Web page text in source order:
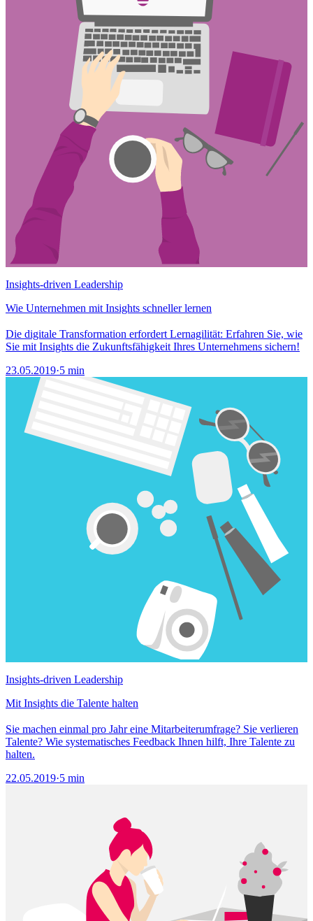
Insights-driven Leadership
Wie Unternehmen mit Insights schneller lernen
Die digitale Transformation erfordert Lernagilität: Erfahren Sie, wie
Sie mit Insights die Zukunftsfähigkeit Ihres Unternehmens sichern!
23.05.2019·5 min
Insights-driven Leadership
Mit Insights die Talente halten
Sie machen einmal pro Jahr eine Mitarbeiterumfrage? Sie verlieren
Talente? Wie systematisches Feedback Ihnen hilft, Ihre Talente zu
halten.
22.05.2019·5 min